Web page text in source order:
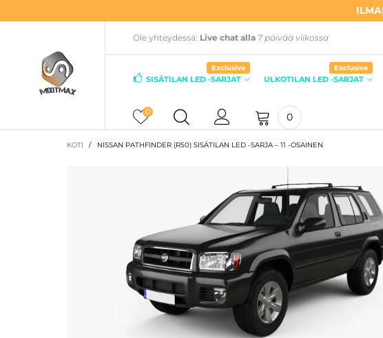
Ole yhteydessä: Live chat alla 7 päivää viikossa
SISÄTILAN LED -SARJAT
Exclusive
ULKOTILAN LED -SARJAT
Exclusive
0 0
KOTI / NISSAN PATHFINDER (R50) SISÄTILAN LED -SARJA – 11 -OSAINEN